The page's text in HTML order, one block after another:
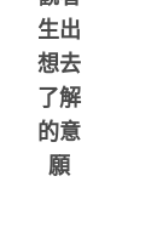
生出
想去
了解
的意
願